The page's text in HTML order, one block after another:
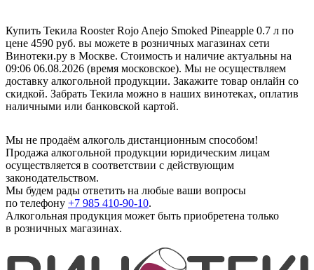
Купить Текила Rooster Rojo Anejo Smoked Pineapple 0.7 л по
цене 4590 руб. вы можете в розничных магазинах сети
Винотеки.ру в Москве. Стоимость и наличие актуальны на
09:06 06.08.2026 (время московское). Мы не осуществляем
доставку алкогольной продукции. Закажите товар онлайн со
скидкой. Забрать Текила можно в наших винотеках, оплатив
наличными или банковской картой.
Мы не продаём алкоголь дистанционным способом!
Продажа алкогольной продукции юридическим лицам
осуществляется в соответствии с действующим
законодательством.
Мы будем рады ответить на любые ваши вопросы
по телефону +7 985 410-90-10.
Алкогольная продукция может быть приобретена только
в розничных магазинах.